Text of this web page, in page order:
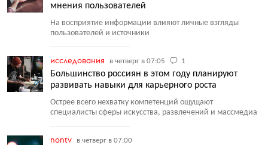
мнения пользователей
На восприятие информации влияют личные взгляды
пользователей и источники
исследования в четверг в 07:05 1
Большинство россиян в этом году планируют
развивать навыки для карьерного роста
Острее всего нехватку компетенций ощущают
специалисты сферы искусства, развлечений и массмедиа
nontv в четверг в 07:00